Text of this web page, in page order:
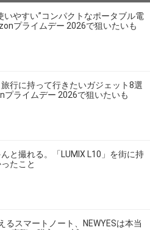
いやすい”コンパクトなポータブル電
プライムデー 2026で狙いたいも
行に持って行きたいガジェット8選
プライムデー 2026で狙いたいも
と撮れる。「LUMIX L10」を街に持
たこと
るスマートノート、NEWYESは本当